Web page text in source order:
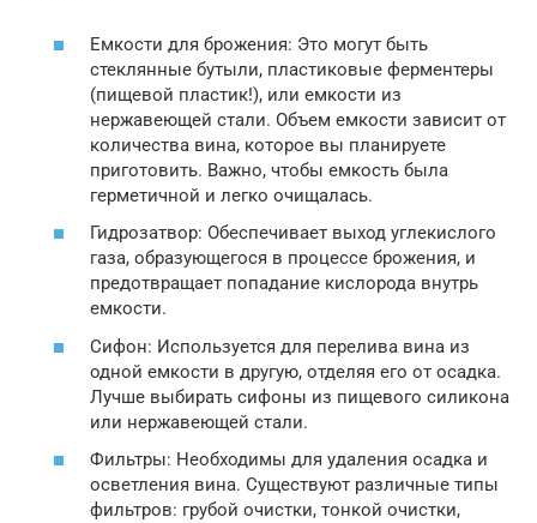
Емкости для брожения: Это могут быть
стеклянные бутыли, пластиковые ферментеры
(пищевой пластик!), или емкости из
нержавеющей стали. Объем емкости зависит от
количества вина, которое вы планируете
приготовить. Важно, чтобы емкость была
герметичной и легко очищалась.
Гидрозатвор: Обеспечивает выход углекислого
газа, образующегося в процессе брожения, и
предотвращает попадание кислорода внутрь
емкости.
Сифон: Используется для перелива вина из
одной емкости в другую, отделяя его от осадка.
Лучше выбирать сифоны из пищевого силикона
или нержавеющей стали.
Фильтры: Необходимы для удаления осадка и
осветления вина. Существуют различные типы
фильтров: грубой очистки, тонкой очистки,